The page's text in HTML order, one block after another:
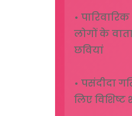
•
लोगों के
छवियां
• पसंदीदा
लिए विशिष्ट